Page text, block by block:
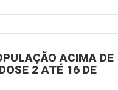
ACIMA DE
2 ATÉ 16 DE